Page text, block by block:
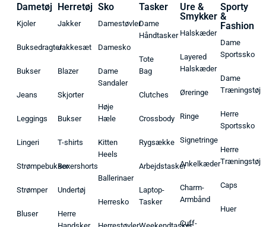
Dametøj
Kjoler
Buksedragter
Bukser
Jeans
Leggings
Lingeri
Strømpebukser
Strømper
Bluser
Herretøj
Jakker
Jakkesæt
Blazer
Skjorter
Bukser
T-shirts
Boxershorts
Undertøj
Herre
Sko
Damestøvler
Damesko
Dame
Sandaler
Høje
Hæle
Kitten
Heels
Ballerinaer
Herresko
Tasker
Dame
Håndtasker
Tote
Bag
Clutches
Crossbody
Rygsække
Arbejdstasker
Laptop-
Tasker
Ure &
Smykker
Halskæder
Layered
Halskæder
Øreringe
Ringe
Signetringe
Ankelkæder
Charm-
Armbånd
Cuff-
Sporty
&
Fashion
Dame
Sportssko
Dame
Træningstøj
Herre
Sportssko
Herre
Træningstøj
Caps
Huer